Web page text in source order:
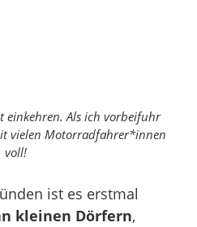
einkehren. Als ich vorbeifuhr
vielen Motorradfahrer*innen
voll!
ist es erstmal
kleinen Dörfern,